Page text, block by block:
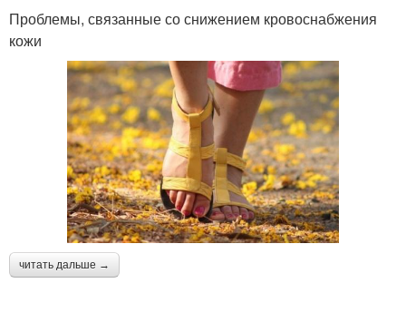
Проблемы, связанные со снижением кровоснабжения
кожи
читать дальше →